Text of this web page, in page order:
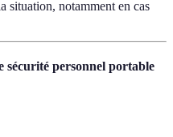
situation, notamment en cas
sécurité personnel portable